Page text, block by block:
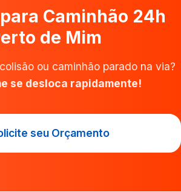
Caminhão 24h
de Mim
ou caminhão parado na via?
se desloca rapidamente!
seu Orçamento